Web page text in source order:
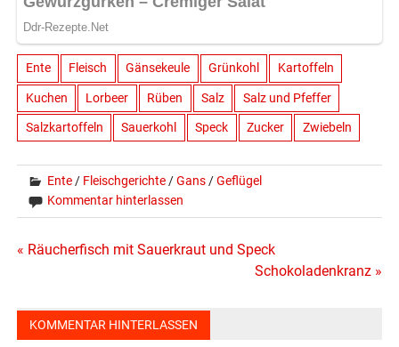
Ente Fleisch Gänsekeule Grünkohl Kartoffeln
Kuchen Lorbeer Rüben Salz Salz und Pfeffer
Salzkartoffeln Sauerkohl Speck Zucker Zwiebeln
Ente/ Fleischgerichte/Gans/Geflügel
Kommentar hinterlassen
Beitragsnavigation
« Räucherfisch mit Sauerkraut und Speck
Schokoladenkranz »
KOMMENTAR HINTERLASSEN